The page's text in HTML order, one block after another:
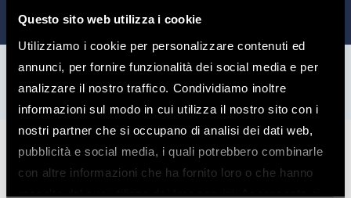
Questo sito web utilizza i cookie
Utilizziamo i cookie per personalizzare contenuti ed
annunci, per fornire funzionalità dei social media e per
analizzare il nostro traffico. Condividiamo inoltre
informazioni sul modo in cui utilizza il nostro sito con i
nostri partner che si occupano di analisi dei dati web,
pubblicità e social media, i quali potrebbero combinarle
con altre informazioni che ha fornito loro o che hanno
Exemples d'application